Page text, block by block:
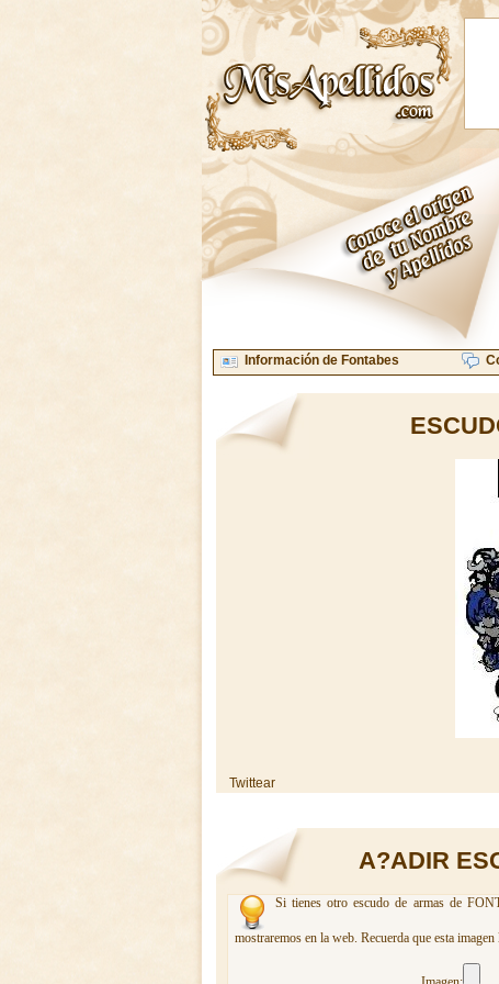
Información de Fontabes
Twittear
A?ADIR
Si tienes otro escudo de armas de
mostraremos en la web. Recuerda que esta